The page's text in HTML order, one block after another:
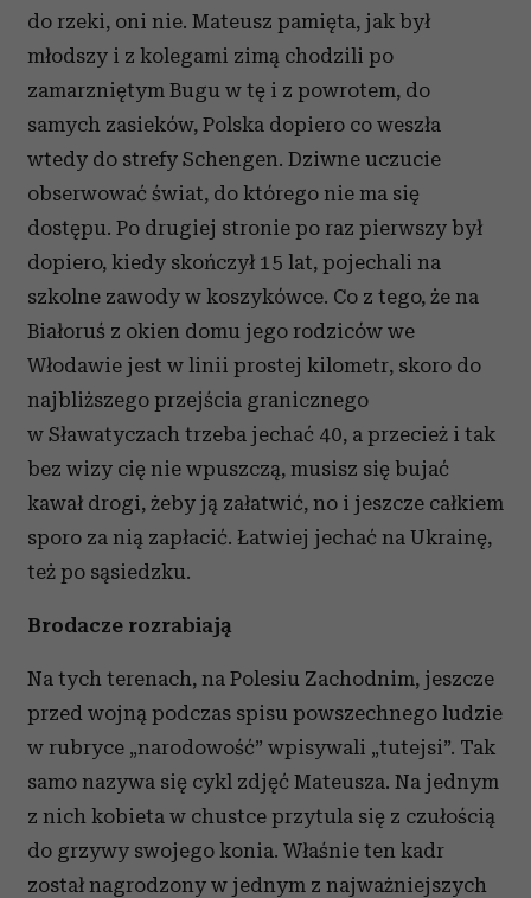
do rzeki, oni nie. Mateusz pamięta, jak był
młodszy i z kolegami zimą chodzili po
zamarzniętym Bugu w tę i z powrotem, do
samych zasieków, Polska dopiero co weszła
wtedy do strefy Schengen. Dziwne uczucie
obserwować świat, do którego nie ma się
dostępu. Po drugiej stronie po raz pierwszy był
dopiero, kiedy skończył 15 lat, pojechali na
szkolne zawody w koszykówce. Co z tego, że na
Białoruś z okien domu jego rodziców we
Włodawie jest w linii prostej kilometr, skoro do
najbliższego przejścia granicznego
w Sławatyczach trzeba jechać 40, a przecież i tak
bez wizy cię nie wpuszczą, musisz się bujać
kawał drogi, żeby ją załatwić, no i jeszcze całkiem
sporo za nią zapłacić. Łatwiej jechać na Ukrainę,
też po sąsiedzku.
Brodacze rozrabiają
Na tych terenach, na Polesiu Zachodnim, jeszcze
przed wojną podczas spisu powszechnego ludzie
w rubryce „narodowość” wpisywali „tutejsi”. Tak
samo nazywa się cykl zdjęć Mateusza. Na jednym
z nich kobieta w chustce przytula się z czułością
do grzywy swojego konia. Właśnie ten kadr
został nagrodzony w jednym z najważniejszych